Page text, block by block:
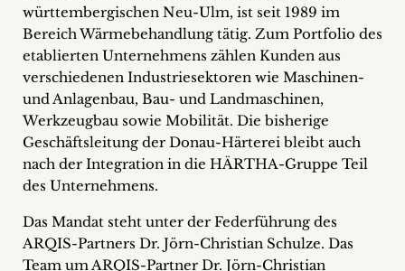
württembergischen Neu-Ulm, ist seit 1989 im
Bereich Wärmebehandlung tätig. Zum Portfolio des
etablierten Unternehmens zählen Kunden aus
verschiedenen Industriesektoren wie Maschinen-
und Anlagenbau, Bau- und Landmaschinen,
Werkzeugbau sowie Mobilität. Die bisherige
Geschäftsleitung der Donau-Härterei bleibt auch
nach der Integration in die HÄRTHA-Gruppe Teil
des Unternehmens.
Das Mandat steht unter der Federführung des
ARQIS-Partners Dr. Jörn-Christian Schulze. Das
Team um ARQIS-Partner Dr. Jörn-Christian